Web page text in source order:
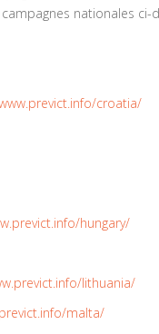
nationales ci-
croatia/
hungary/
lithuania/
malta/